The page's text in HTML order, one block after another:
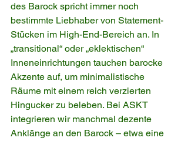
des Barock spricht immer noch
bestimmte Liebhaber von Statement-
Stücken im High-End-Bereich an. In
„transitional“ oder „eklektischen“
Inneneinrichtungen tauchen barocke
Akzente auf, um minimalistische
Räume mit einem reich verzierten
Hingucker zu beleben. Bei ASKT
integrieren wir manchmal dezente
Anklänge an den Barock – etwa eine